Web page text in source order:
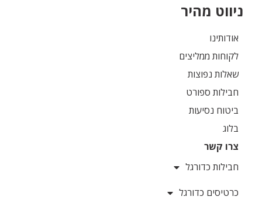
ניווט מהיר
אודותינו
לקוחות ממליצים
שאלות נפוצות
חבילות ספורט
ביטוח נסיעות
בלוג
צרו קשר
חבילות כדורגל
כרטיסים כדורגל